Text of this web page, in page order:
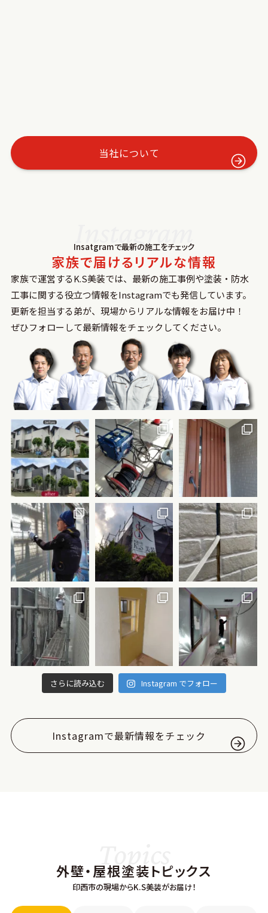
当社について
Insatgramで最新の施⼯をチェック
家族で届けるリアルな情報
家族で運営するK.S美装では、最新の施⼯事例や塗装‧防⽔
⼯事に関する役⽴つ情報をInstagramでも発信しています。
更新を担当する弟が、現場からリアルな情報をお届け中！
ぜひフォローして最新情報をチェックしてください。
さらに読み込む Instagram でフォロー
Instagramで最新情報をチェック
外壁・屋根塗装トピックス
印西市の現場からK.S美装がお届け！